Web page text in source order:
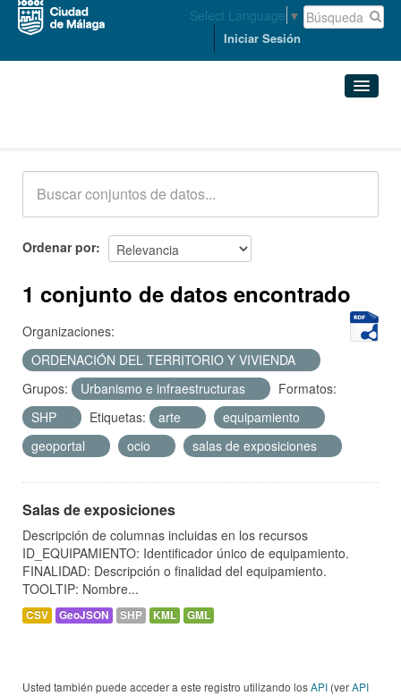
Select Language ▼
Iniciar Sesión
Acerca de
Ordenar por
1 conjunto de datos encontrado
Organizaciones:
ORDENACIÓN DEL TERRITORIO Y VIVIENDA
Grupos:
Urbanismo e infraestructuras
Formatos:
SHP
Etiquetas: arte
equipamiento
geoportal
ocio salas de exposiciones
Salas de exposiciones
Descripción de columnas incluidas en los recursos
ID_EQUIPAMIENTO: Identificador único de equipamiento.
FINALIDAD: Descripción o finalidad del equipamiento.
TOOLTIP: Nombre...
CSV GeoJSON SHP KML GML
Usted también puede acceder a este registro utilizando losAPI (verAPI